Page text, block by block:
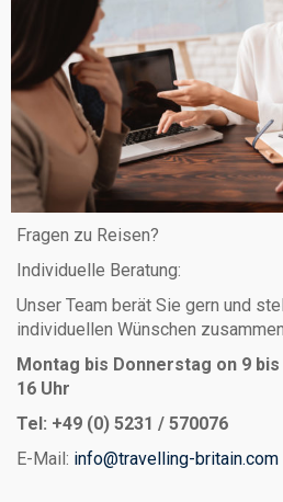
Fragen zu Reisen?
Individuelle Beratung:
Unser Team berät Sie gern und
individuellen Wünschen
Montag bis Donnerstag on 9 bis
16 Uhr
Tel: +49 (0) 5231 / 570076
E-Mail: info@travelling-britain.com